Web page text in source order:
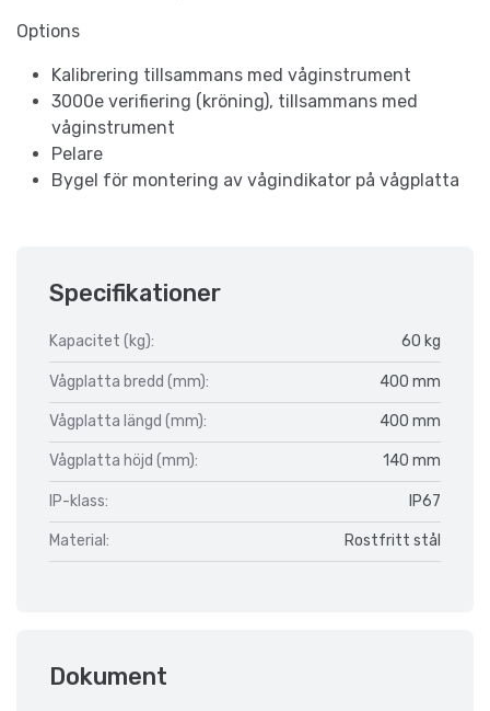
Options
Kalibrering tillsammans med våginstrument
3000e verifiering (kröning), tillsammans med
våginstrument
Pelare
Bygel för montering av vågindikator på vågplatta
Specifikationer
Kapacitet (kg): 60 kg
Vågplatta bredd (mm): 400 mm
Vågplatta längd (mm): 400 mm
Vågplatta höjd (mm): 140 mm
IP-klass: IP67
Material: Rostfritt stål
Dokument